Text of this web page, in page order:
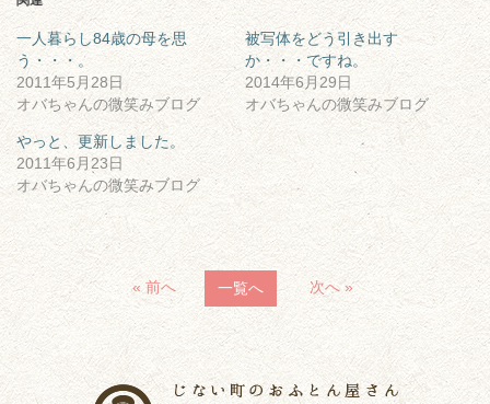
一人暮らし84歳の母を思
う・・・。
2011年5月28日
オバちゃんの微笑みブログ
被写体をどう引き出す
か・・・ですね。
2014年6月29日
オバちゃんの微笑みブログ
やっと、更新しました。
2011年6月23日
オバちゃんの微笑みブログ
« 前へ 一覧へ 次へ »